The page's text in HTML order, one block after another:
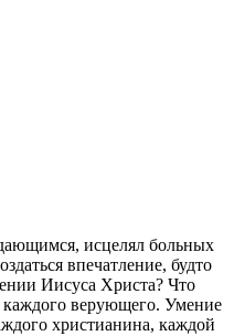
исцелял больных
впечатление, будто
Иисуса Христа? Что
каждого верующего. Умение
христианина, каждой